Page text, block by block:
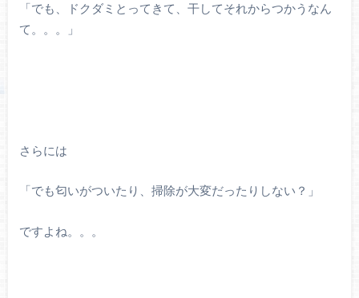
「でも、ドクダミとってきて、干してそれからつかうなん
て。。。」
さらには
「でも匂いがついたり、掃除が大変だったりしない？」
ですよね。。。